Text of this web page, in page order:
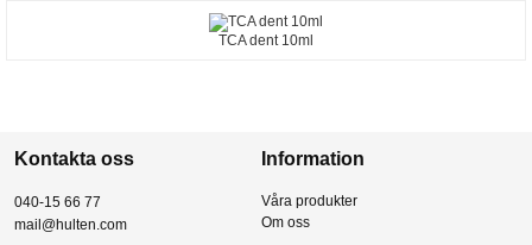
TCA dent 10ml
Kontakta oss
040-15 66 77
mail@hulten.com
Information
Våra produkter
Om oss